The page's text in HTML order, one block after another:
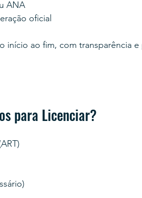
ANA
oficial
início ao fim, com transparência e
para Licenciar?